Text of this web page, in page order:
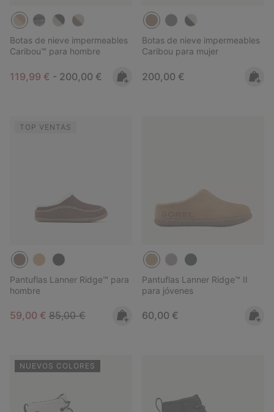
Botas de nieve impermeables
Caribou™ para hombre
Minimum sale price:
119,99 € - Maximum price:
200,00 €
Botas de nieve impermeables
Caribou para mujer
Regular price:
200,00 €
TOP VENTAS
Pantuflas Lanner Ridge™ para
hombre
Sale price:
59,00 € Regular price:
85,00 €
Pantuflas Lanner Ridge™ II
para jóvenes
Regular price:
60,00 €
NUEVOS COLORES